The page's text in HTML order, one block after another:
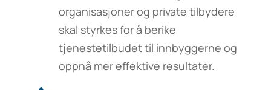
organisasjoner og private tilbydere
skal styrkes for å berike
tjenestetilbudet til innbyggerne og
oppnå mer effektive resultater.